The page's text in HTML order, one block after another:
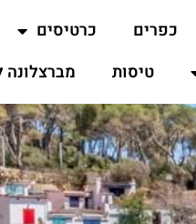
כפרים כרטיסים
טיסות מברצלונה